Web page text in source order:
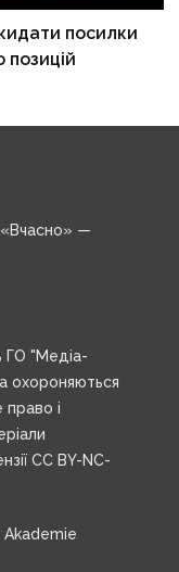
посилки
«Вчасно» —
ГО "Медіа-
охороняються
і
CC BY-NC-
Akademie